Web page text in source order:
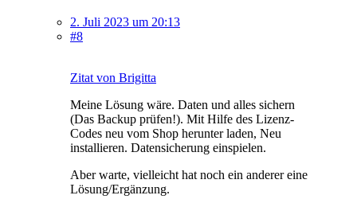
2. Juli 2023 um 20:13
#8
Zitat von Brigitta
Meine Lösung wäre. Daten und alles sichern
(Das Backup prüfen!). Mit Hilfe des Lizenz-
Codes neu vom Shop herunter laden, Neu
installieren. Datensicherung einspielen.
Aber warte, vielleicht hat noch ein anderer eine
Lösung/Ergänzung.